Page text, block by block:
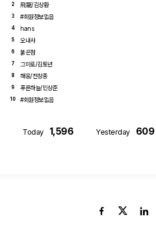
2 飛龍/김상환
3 #회원정보없음
4 hans
5 오내사
6 붉은점
7 그미로/김토년
8 해웅/전창종
9 푸른하늘/민상준
10 #회원정보없음
Today 1,596 Yesterday 609